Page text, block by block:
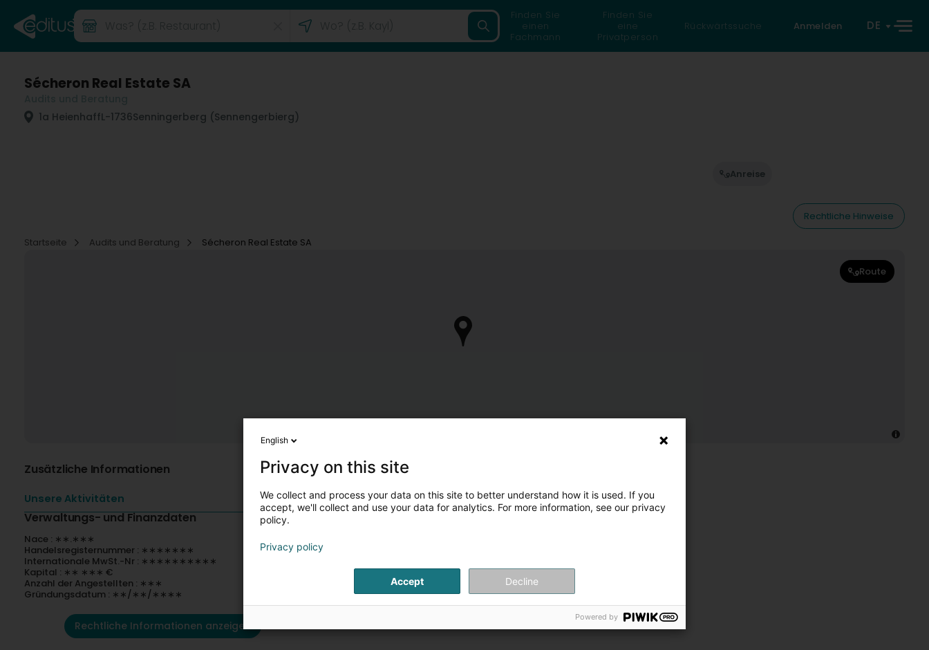
Finden Sie
einen
Fachmann
Finden Sie
eine
Privatperson
Rückwärtssuche Anmelden DE
Sécheron Real Estate SA
1a HeienhaffL-1736Senningerberg (Sennengerbierg)
Anreise
Rechtliche Hinweise
Startseite
Audits und Beratung Sécheron Real Estate SA
Route
Zusätzliche Informationen
Unsere Aktivitäten
Verwaltungs- und Finanzdaten
Nace : ∗∗.∗∗∗
Handelsregisternummer : ∗∗∗∗∗∗∗
Internationale MwSt.-Nr : ∗∗∗∗∗∗∗∗∗∗
Kapital : ∗∗ ∗∗∗ €
Anzahl der Angestellten : ∗∗∗
Gründungsdatum : ∗∗/∗∗/∗∗∗∗
Rechtliche Informationen anzeigen
English
Privacy on this site
We collect and process your data on this site to better understand how it is used. If you
accept, we'll collect and use your data for analytics. For more information, see our privacy
policy.
Privacy policy
Accept Decline
Powered by